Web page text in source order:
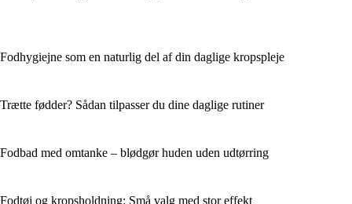
Fodhygiejne som en naturlig del af din daglige kropspleje
Trætte fødder? Sådan tilpasser du dine daglige rutiner
Fodbad med omtanke – blødgør huden uden udtørring
Fodtøj og kropsholdning: Små valg med stor effekt